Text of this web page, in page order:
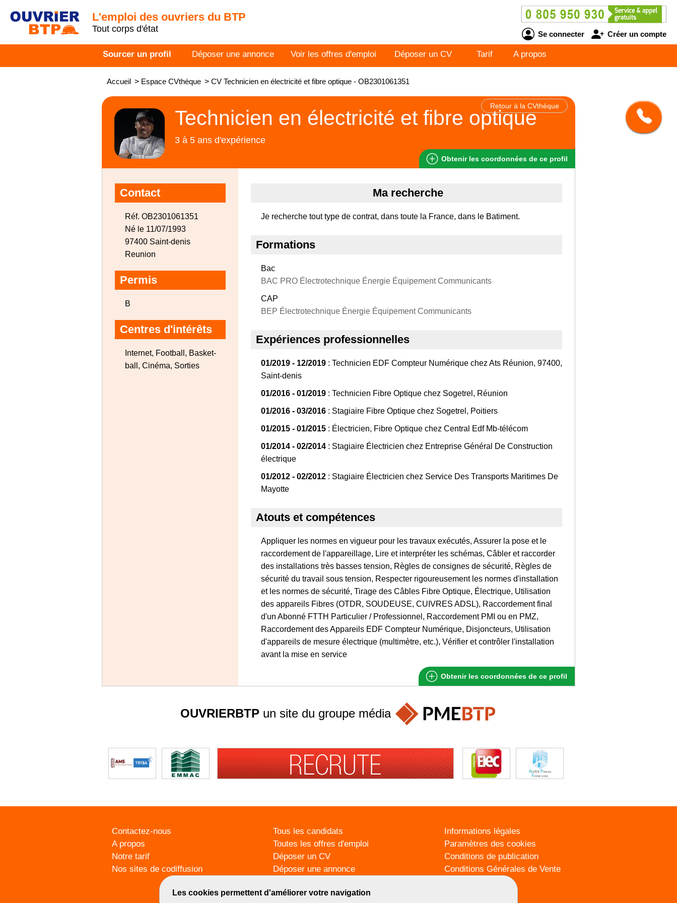
L'emploi des ouvriers du BTP
Tout corps d'état
Se connecter Créer un compte
Sourcer un profil Déposer une annonce Voir les offres d'emploi Déposer un CV Tarif A propos
Accueil > Espace CVthèque > CV Technicien en électricité et fibre optique - OB2301061351
Retour à la CVthèque
Technicien en électricité et fibre optique
3 à 5 ans d'expérience
Obtenir les coordonnées de ce profil
Contact
Réf. OB2301061351
Né le 11/07/1993
97400 Saint-denis
Reunion
Permis
B
Centres d'intérêts
Internet, Football, Basket-
ball, Cinéma, Sorties
Ma recherche
Je recherche tout type de contrat, dans toute la France, dans le Batiment.
Formations
Bac
BAC PRO Électrotechnique Énergie Équipement Communicants
CAP
BEP Électrotechnique Énergie Équipement Communicants
Expériences professionnelles
01/2019 - 12/2019 : Technicien EDF Compteur Numérique chez Ats Réunion, 97400,
Saint-denis
01/2016 - 01/2019 : Technicien Fibre Optique chez Sogetrel, Réunion
01/2016 - 03/2016 : Stagiaire Fibre Optique chez Sogetrel, Poitiers
01/2015 - 01/2015 : Électricien, Fibre Optique chez Central Edf Mb-télécom
01/2014 - 02/2014 : Stagiaire Électricien chez Entreprise Général De Construction
électrique
01/2012 - 02/2012 : Stagiaire Électricien chez Service Des Transports Maritimes De
Mayotte
Atouts et compétences
Appliquer les normes en vigueur pour les travaux exécutés, Assurer la pose et le
raccordement de l'appareillage, Lire et interpréter les schémas, Câbler et raccorder
des installations très basses tension, Règles de consignes de sécurité, Règles de
sécurité du travail sous tension, Respecter rigoureusement les normes d'installation
et les normes de sécurité, Tirage des Câbles Fibre Optique, Électrique, Utilisation
des appareils Fibres (OTDR, SOUDEUSE, CUIVRES ADSL), Raccordement final
d'un Abonné FTTH Particulier / Professionnel, Raccordement PMI ou en PMZ,
Raccordement des Appareils EDF Compteur Numérique, Disjoncteurs, Utilisation
d'appareils de mesure électrique (multimètre, etc.), Vérifier et contrôler l'installation
avant la mise en service
Obtenir les coordonnées de ce profil
Les cookies permettent d'améliorer votre navigation
OUVRIERBTP un site du groupe média
Contactez-nous
A propos
Notre tarif
Nos sites de codiffusion
Tous les candidats
Toutes les offres d'emploi
Déposer un CV
Déposer une annonce
Informations légales
Paramètres des cookies
Conditions de publication
Conditions Générales de Vente